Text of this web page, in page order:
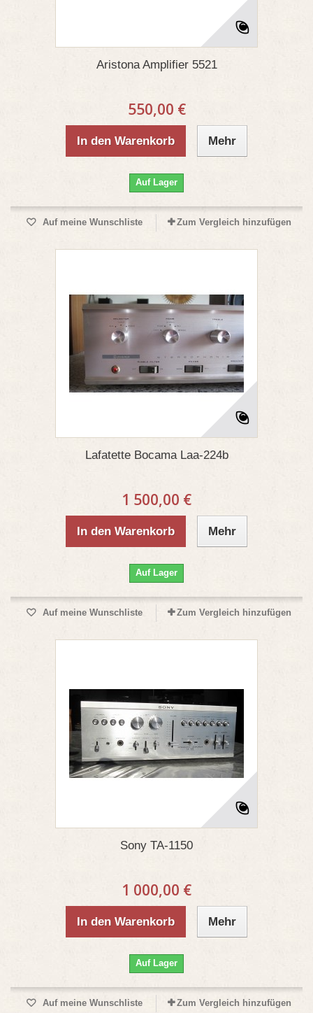
Aristona Amplifier 5521
550,00 €
In den Warenkorb Mehr
Auf Lager
Auf meine Wunschliste Zum Vergleich hinzufügen
Lafatette Bocama Laa-224b
1 500,00 €
In den Warenkorb Mehr
Auf Lager
Auf meine Wunschliste Zum Vergleich hinzufügen
Sony ТА-1150
1 000,00 €
In den Warenkorb Mehr
Auf Lager
Auf meine Wunschliste Zum Vergleich hinzufügen